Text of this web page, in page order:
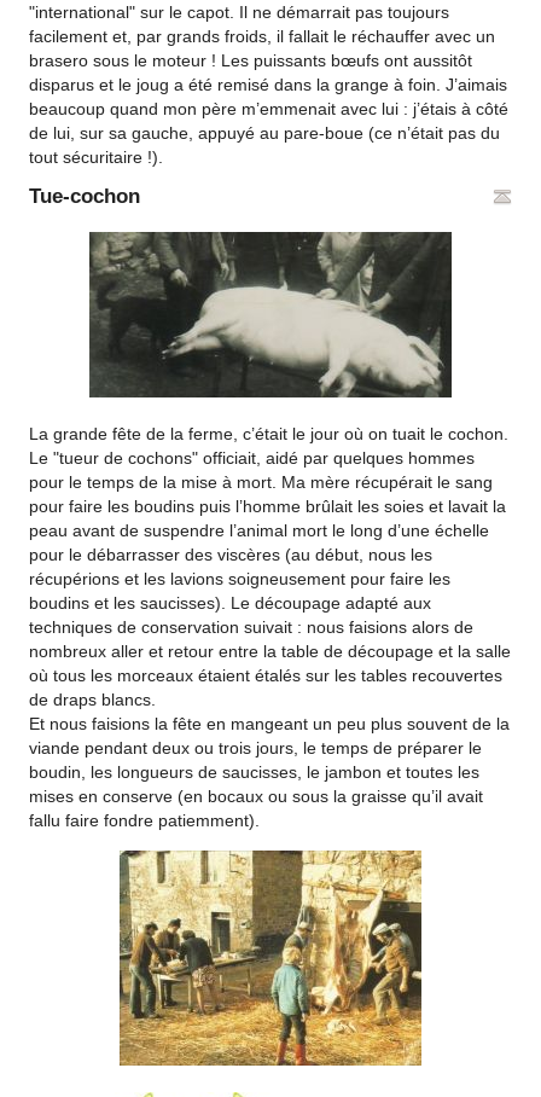
"international" sur le capot. Il ne démarrait pas toujours
facilement et, par grands froids, il fallait le réchauffer avec un
brasero sous le moteur ! Les puissants bœufs ont aussitôt
disparus et le joug a été remisé dans la grange à foin. J’aimais
beaucoup quand mon père m’emmenait avec lui : j’étais à côté
de lui, sur sa gauche, appuyé au pare-boue (ce n’était pas du
tout sécuritaire !).
Tue-cochon
La grande fête de la ferme, c’était le jour où on tuait le cochon.
Le "tueur de cochons" officiait, aidé par quelques hommes
pour le temps de la mise à mort. Ma mère récupérait le sang
pour faire les boudins puis l’homme brûlait les soies et lavait la
peau avant de suspendre l’animal mort le long d’une échelle
pour le débarrasser des viscères (au début, nous les
récupérions et les lavions soigneusement pour faire les
boudins et les saucisses). Le découpage adapté aux
techniques de conservation suivait : nous faisions alors de
nombreux aller et retour entre la table de découpage et la salle
où tous les morceaux étaient étalés sur les tables recouvertes
de draps blancs.
Et nous faisions la fête en mangeant un peu plus souvent de la
viande pendant deux ou trois jours, le temps de préparer le
boudin, les longueurs de saucisses, le jambon et toutes les
mises en conserve (en bocaux ou sous la graisse qu’il avait
fallu faire fondre patiemment).